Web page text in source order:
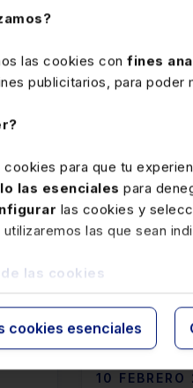
las cookies con fines
publicitarios, para
cookies para que tu
las esenciales para
las cookies y
las que sean
las cookies
cookies esenciales
art.3.3, 32.5 a 7,
10